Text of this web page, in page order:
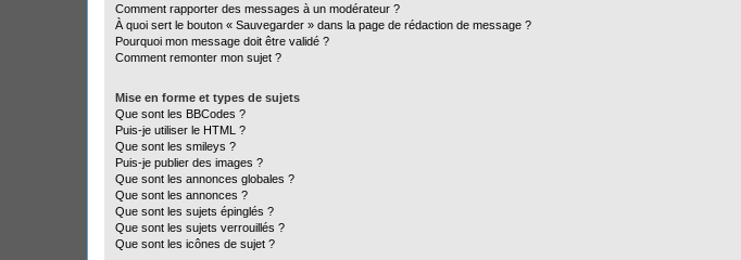
Comment rapporter des messages à un modérateur ?
À quoi sert le bouton « Sauvegarder » dans la page de rédaction de message ?
Pourquoi mon message doit être validé ?
Comment remonter mon sujet ?
Mise en forme et types de sujets
Que sont les BBCodes ?
Puis-je utiliser le HTML ?
Que sont les smileys ?
Puis-je publier des images ?
Que sont les annonces globales ?
Que sont les annonces ?
Que sont les sujets épinglés ?
Que sont les sujets verrouillés ?
Que sont les icônes de sujet ?